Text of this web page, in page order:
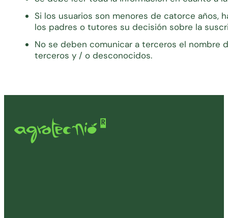
Si los usuarios son menores de catorce
los padres o tutores su decisión sobre la
No se deben comunicar a terceros el nombre
terceros y / o desconocidos.